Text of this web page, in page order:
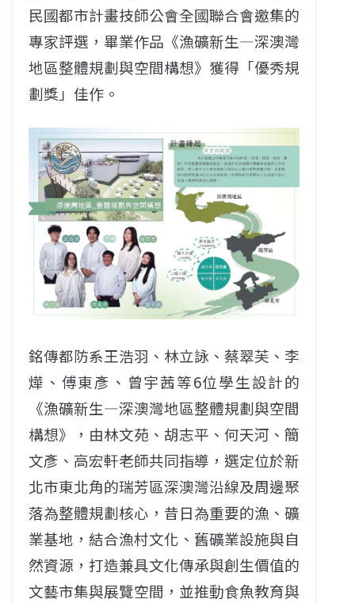
民國都市計畫技師公會全國聯合會邀集的
專家評選，畢業作品《漁礦新生—深澳灣
地區整體規劃與空間構想》獲得「優秀規
劃獎」佳作。
銘傳都防系王浩羽、林立詠、蔡翠芙、李
燁、傅東彥、曾宇茜等6位學生設計的
《漁礦新生—深澳灣地區整體規劃與空間
構想》，由林文苑、胡志平、何天河、簡
文彥、高宏軒老師共同指導，選定位於新
北市東北角的瑞芳區深澳灣沿線及周邊聚
落為整體規劃核心，昔日為重要的漁、礦
業基地，結合漁村文化、舊礦業設施與自
然資源，打造兼具文化傳承與創生價值的
文藝市集與展覽空間，並推動食魚教育與